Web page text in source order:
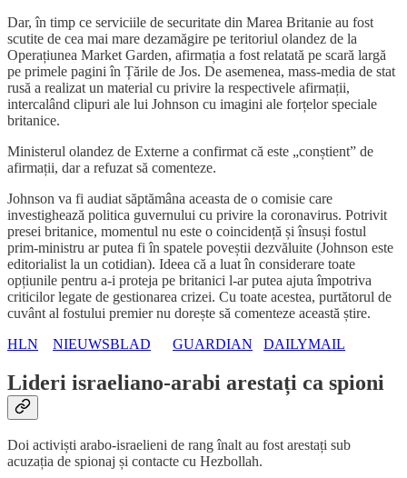
Dar, în timp ce serviciile de securitate din Marea Britanie au fost
scutite de cea mai mare dezamăgire pe teritoriul olandez de la
Operațiunea Market Garden, afirmația a fost relatată pe scară largă
pe primele pagini în Țările de Jos. De asemenea, mass-media de stat
rusă a realizat un material cu privire la respectivele afirmații,
intercalând clipuri ale lui Johnson cu imagini ale forțelor speciale
britanice.
Ministerul olandez de Externe a confirmat că este „conștient” de
afirmații, dar a refuzat să comenteze.
Johnson va fi audiat săptămâna aceasta de o comisie care
investighează politica guvernului cu privire la coronavirus. Potrivit
presei britanice, momentul nu este o coincidență și însuși fostul
prim-ministru ar putea fi în spatele poveștii dezvăluite (Johnson este
editorialist la un cotidian). Ideea că a luat în considerare toate
opțiunile pentru a-i proteja pe britanici l-ar putea ajuta împotriva
criticilor legate de gestionarea crizei. Cu toate acestea, purtătorul de
cuvânt al fostului premier nu dorește să comenteze această știre.
HLN
NIEUWSBLAD GUARDIAN DAILYMAIL
Lideri israeliano-arabi arestați ca spioni
Doi activiști arabo-israelieni de rang înalt au fost arestați sub
acuzația de spionaj și contacte cu Hezbollah.